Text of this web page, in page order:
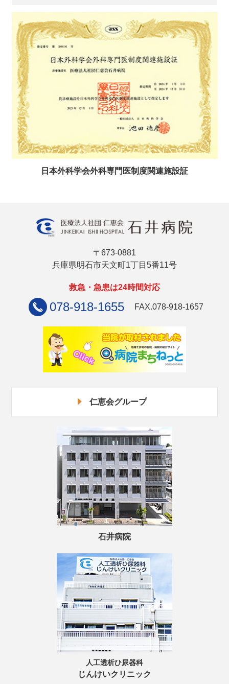
日本外科学会外科専門医制度関連施設証
〒673-0881
兵庫県明石市天文町1丁目5番11号
救急・急患は24時間対応
078-918-1655 FAX.078-918-1657
仁恵会グループ
石井病院
人工透析ひ尿器科
じんけいクリニック